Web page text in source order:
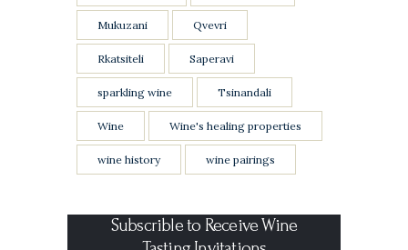
Mukuzani Qvevri
Rkatsiteli Saperavi
sparkling wine Tsinandali
Wine Wine's healing properties
wine history wine pairings
Subscrible to Receive Wine